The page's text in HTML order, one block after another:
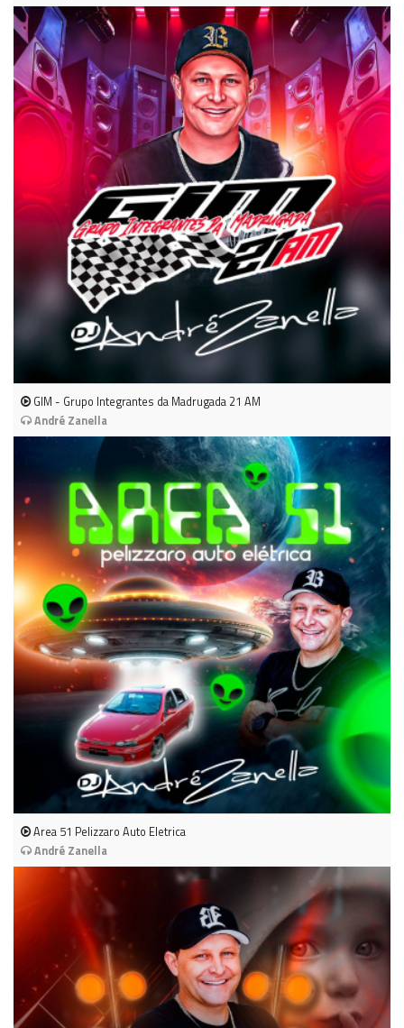
GIM - Grupo Integrantes da Madrugada 21 AM
André Zanella
Area 51 Pelizzaro Auto Eletrica
André Zanella